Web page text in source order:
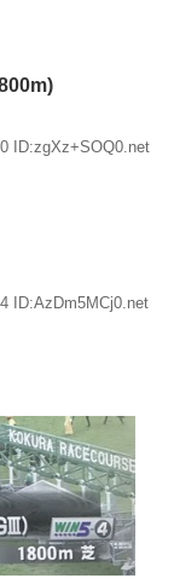
ID:zgXz+SOQ0.net
ID:AzDm5MCj0.net